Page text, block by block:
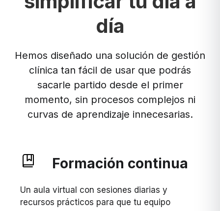
día
Hemos diseñado una solución de gestión
clínica tan fácil de usar que podrás
sacarle partido desde el primer
momento, sin procesos complejos ni
curvas de aprendizaje innecesarias.
Formación continua
Un aula virtual con sesiones diarias y
recursos prácticos para que tu equipo